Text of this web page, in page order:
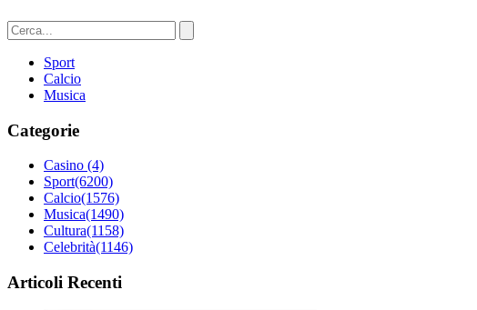
Sport
Calcio
Musica
Categorie
Casino (4)
Sport(6200)
Calcio(1576)
Musica(1490)
Cultura(1158)
Celebrità(1146)
Articoli Recenti